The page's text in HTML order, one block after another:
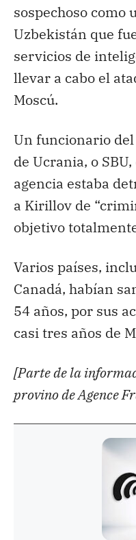
sospechoso como
Uzbekistán que
servicios de
llevar a cabo el
Moscú.
Un funcionario
de Ucrania, o
agencia estaba
a Kirillov de
objetivo
Varios países,
Canadá, habían
54 años, por sus
casi tres años de
[Parte de la
provino de Agence